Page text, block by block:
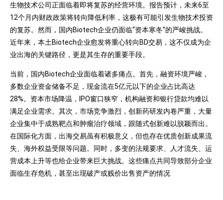
生物技术公司正面临着即将复苏的经营环境。报告预计，未来6至
12个月内财政政策将转向降低利率，这极有可能引发生物技术投资
的复苏。然而，国内Biotech企业仍面临“资本寒冬”的严峻挑战。
近年来，本土Biotech企业愈发将重心转向BD交易，这不仅成为企
业出海的关键路径，更是其生存的重要手段。
当前，国内Biotech企业面临着诸多痛点。首先，融资环境严峻，
多数企业资金储备不足，现金流在5亿元以下的企业占比高达
28%。资本市场降温，IPO窗口狭窄，机构融资和银行贷款均难以
满足企业需求。其次，市场竞争激烈，创新药研发内卷严重，大量
企业集中于成熟靶点和肿瘤治疗领域，跟随式创新难以脱颖而出。
在国际化方面，出海交易虽有积极意义，但也存在优质创新成果流
失、海外权益受限等问题。同时，多变的法规要求、人才流失、运
营成本上升等也给企业带来巨大挑战。这些痛点共同导致部分企业
面临生存危机，甚至出现破产或贱价出售资产的情况